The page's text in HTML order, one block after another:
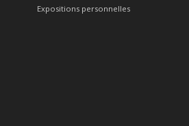
Expositions personnelles